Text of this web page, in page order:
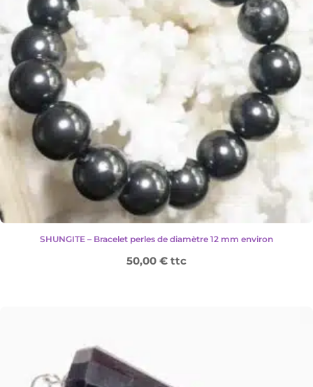
SHUNGITE – Bracelet perles de diamètre 12 mm environ
50,00 € ttc